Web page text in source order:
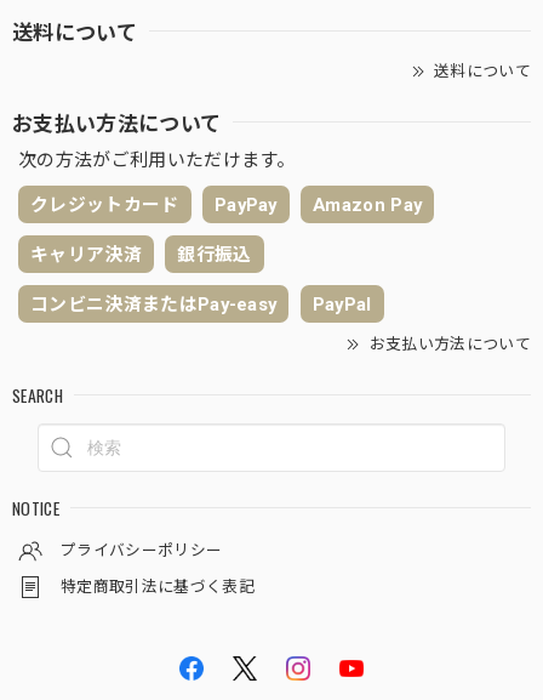
送料について
送料について
お支払い方法について
次の方法がご利用いただけます。
クレジットカード PayPay Amazon Pay
キャリア決済 銀行振込
コンビニ決済またはPay-easy PayPal
お支払い方法について
SEARCH
NOTICE
プライバシーポリシー
特定商取引法に基づく表記